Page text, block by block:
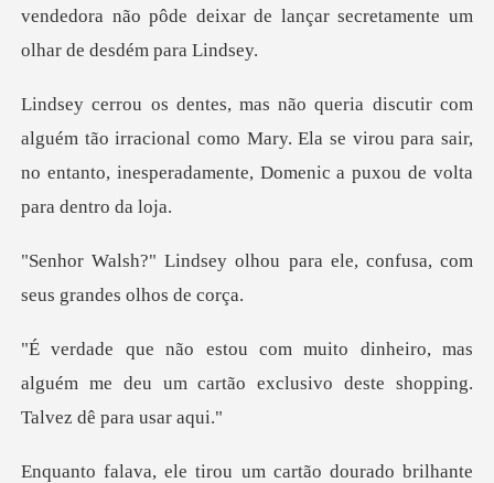
vendedora não pôd
ão irracional como Mary. Ela se virou para sair,
no entanto, i
ou para ele, confusa, com
s
ro, mas
alguém me deu um cartão exclusivo
tirou um cartão doura